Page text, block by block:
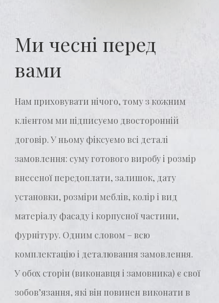
Ми чесні перед
вами
Нам приховувати нічого, тому з кожним
клієнтом ми підписуємо двосторонній
договір. У ньому фіксуємо всі деталі
замовлення: суму готового виробу і розмір
внесеної передоплати, залишок, дату
установки, розміри меблів, колір і вид
матеріалу фасаду і корпусної частини,
фурнітуру. Одним словом – всю
комплектацію і деталювання замовлення.
У обох сторін (виконавця і замовника) є свої
зобов’язання, які він повинен виконати в